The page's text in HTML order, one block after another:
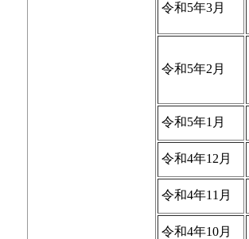
令和5年3月
令和5年2月
令和5年1月
令和4年12月
令和4年11月
令和4年10月